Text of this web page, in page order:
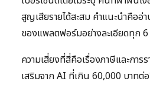
สูญเสียรายได้สะสม คำแนะนำคือ
ของแพลตฟอร์มอย่างละเอียดทุก 6
ความเสี่ยงที่สี่คือเรื่องภาษีและการ
เสริมจาก AI ที่เกิน 60,000 บาท